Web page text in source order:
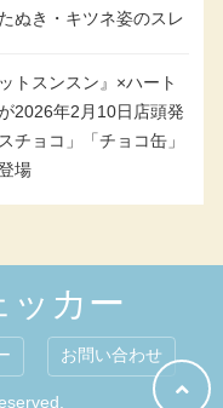
ぬき・キツネ姿のスレ
が全6種のクリアスタ
トスンスン』×ハート
2026年2月10日店頭発
チョコ」「チョコ缶」
場
ッカー
お問い合わせ